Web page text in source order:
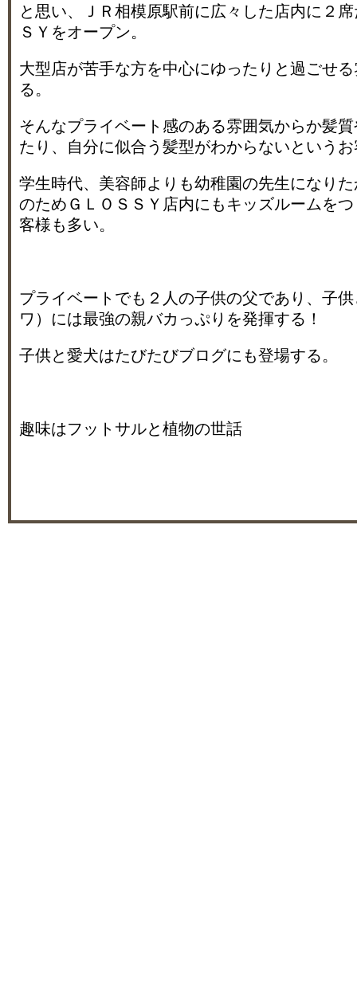
と思い、ＪＲ相模原駅前に広々した店内に２
ＳＹをオープン。
大型店が苦手な方を中心にゆったりと過ごせ
る。
そんなプライベート感のある雰囲気からか髪
たり、自分に似合う髪型がわからないという
学生時代、美容師よりも幼稚園の先生になり
のためＧＬＯＳＳＹ店内にもキッズルームを
客様も多い。
プライベートでも２人の子供の父であり、子
ワ）には最強の親バカっぷりを発揮する！
子供と愛犬はたびたびブログにも登場する。
趣味はフットサルと植物の世話